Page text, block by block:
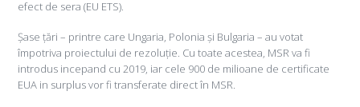
efect de sera (EU ETS).
Șase țări – printre care Ungaria, Polonia și Bulgaria – au votat
împotriva proiectului de rezoluție. Cu toate acestea, MSR va fi
introdus incepand cu 2019, iar cele 900 de milioane de certificate
EUA in surplus vor fi transferate direct în MSR.